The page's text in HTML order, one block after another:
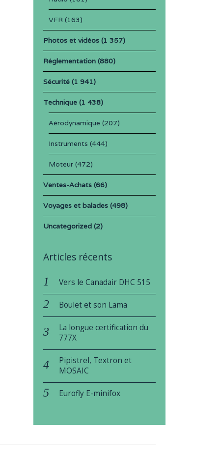
VFR (163)
Photos et vidéos(1 357)
Réglementation(880)
Sécurité(1 941)
Technique(1 438)
Aérodynamique (207)
Instruments (444)
Moteur(472)
Ventes-Achats(66)
Voyages et balades(498)
Uncategorized(2)
Articles récents
Vers le Canadair DHC 515
Boulet et son Lama
La longue certification du
777X
Pipistrel, Textron et
MOSAIC
Eurofly E-minifox